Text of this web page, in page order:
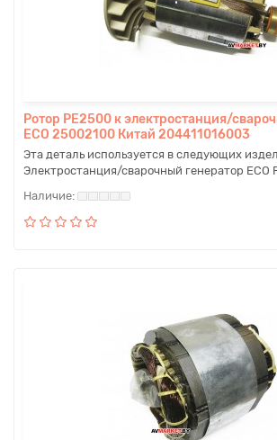
Ротор PE2500 к электростанция/
ECO 25002100 Китай 204411016003
Эта деталь используется в следующих
Электростанция/сварочный генератор ECO